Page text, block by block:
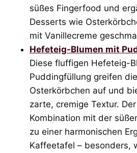
süßes Fingerfood und
Desserts wie
mit Vanillecreme
Hefeteig-Blumen mit
Diese fluffigen Hefeteig-
Puddingfüllung greifen
Osterkörbchen auf und
zarte, cremige Textur.
Kombination mit der
zu einer harmonischen
Kaffeetafel – besonders,